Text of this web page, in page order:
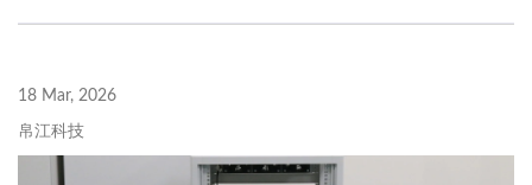
18 Mar, 2026
帛江科技